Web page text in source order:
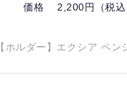
価格 2,200円（税込
【ホルダー】エクシア ペ